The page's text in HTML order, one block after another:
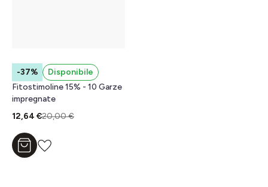
-37%
Disponibile
Fitostimoline 15% - 10 Garze
impregnate
12,64 €20,00 €
Aggiungi al carrello